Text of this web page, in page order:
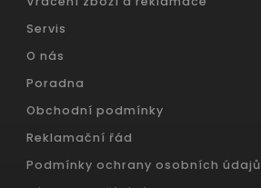
Servis
O nás
Poradna
Obchodní podmínky
Reklamační řád
Podmínky ochrany osobních údajů